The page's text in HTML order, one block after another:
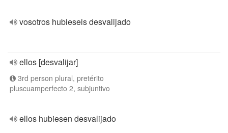
vosotros hubieseis desvalijado
ellos [desvalijar]
3rd person plural, pretérito
pluscuamperfecto 2, subjuntivo
ellos hubiesen desvalijado